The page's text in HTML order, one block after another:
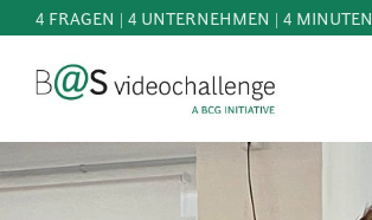
4 FRAGEN | 4 UNTERNEHMEN | 4 MINUTEN
MITMACHEN
b@Svideochallenge - A BCG INITIATIVE
Registriere dich als Teilnehmer*in
Geburtsdatum*